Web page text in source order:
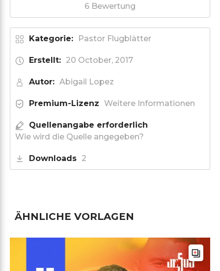
6 Bewertung
Kategorie: Pastor Flugblätter
Erstellt: 20 October, 2017
Autor: Abigail Lopez
Premium-Lizenz Weitere Informationen
Quellenangabe erforderlich
Wie wird die Quelle angegeben?
Downloads 2
ÄHNLICHE VORLAGEN